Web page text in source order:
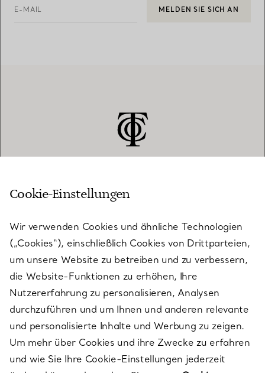
E-MAIL MELDEN SIE SICH AN
KUNDENSERVICE
SERVICES
ÜBER TIFFANY & CO.
RECHTLICHE HINWEISE
Cookie-Einstellungen
Wir verwenden Cookies und ähnliche Technologien
(„Cookies“), einschließlich Cookies von Drittparteien,
um unsere Website zu betreiben und zu verbessern,
die Website-Funktionen zu erhöhen, Ihre
Nutzererfahrung zu personalisieren, Analysen
durchzuführen und um Ihnen und anderen relevante
und personalisierte Inhalte und Werbung zu zeigen.
Um mehr über Cookies und ihre Zwecke zu erfahren
und wie Sie Ihre Cookie-Einstellungen jederzeit